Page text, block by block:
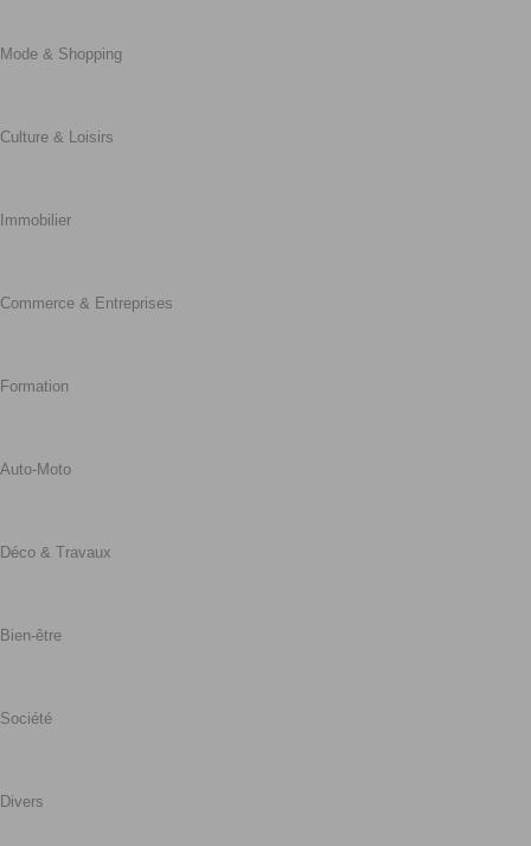
Mode & Shopping
Culture & Loisirs
Immobilier
Commerce & Entreprises
Formation
Auto-Moto
Déco & Travaux
Bien-être
Société
Divers